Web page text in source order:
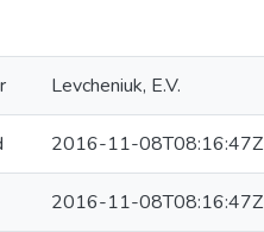
Levcheniuk, E.V.
2016-11-08T08:16:47Z
2016-11-08T08:16:47Z